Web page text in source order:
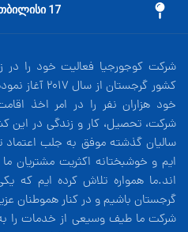
17 პეტრე მელიქიშვილის ქუჩა, თბილისი
شرکت کوجورجیا فعالیت خود را در
کشور
خود هزاران نفر را در امر اخذ
شرکت، تحصیل، کار و زندگی در این
سالیان گذشته موفق به جلب اعتماد
ایم و خوشبختانه اکثریت مشتریان
اند.ما همواره تلاش کرده ایم که
گرجستان باشیم و در کنار هموطنان
شرکت ما طیف وسیعی از خدمات را به